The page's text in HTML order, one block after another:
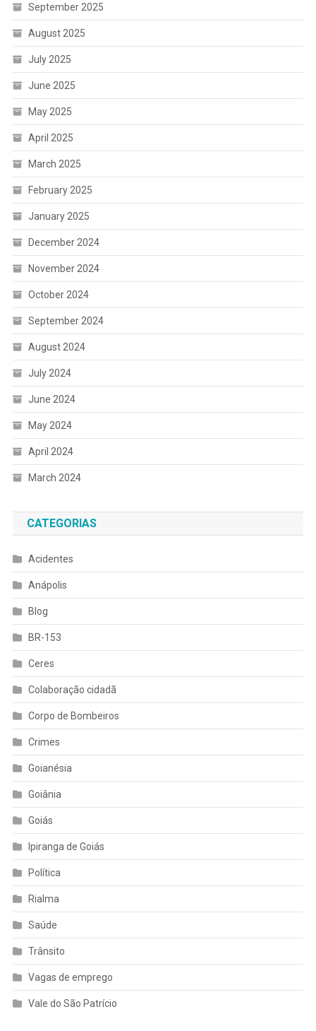
September 2025
August 2025
July 2025
June 2025
May 2025
April 2025
March 2025
February 2025
January 2025
December 2024
November 2024
October 2024
September 2024
August 2024
July 2024
June 2024
May 2024
April 2024
March 2024
CATEGORIAS
Acidentes
Anápolis
Blog
BR-153
Ceres
Colaboração cidadã
Corpo de Bombeiros
Crimes
Goianésia
Goiânia
Goiás
Ipiranga de Goiás
Política
Rialma
Saúde
Trânsito
Vagas de emprego
Vale do São Patrício